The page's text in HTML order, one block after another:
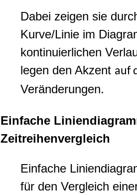
Dabei zeigen sie
Kurve/Linie im
kontinuierlichen
legen den Akzent auf
Veränderungen.
Einfache
Zeitreihenvergleich
Einfache
für den Vergleich